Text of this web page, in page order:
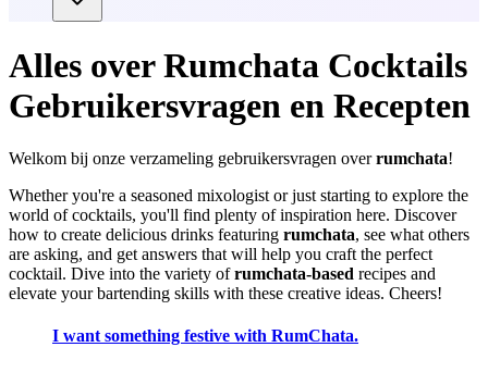
Alles over Rumchata Cocktails
Gebruikersvragen en Recepten
Welkom bij onze verzameling gebruikersvragen overrumchata!
Whether you're a seasoned mixologist or just starting to explore the
world of cocktails, you'll find plenty of inspiration here. Discover
how to create delicious drinks featuring rumchata, see what others
are asking, and get answers that will help you craft the perfect
cocktail. Dive into the variety ofrumchata-based recipes and
elevate your bartending skills with these creative ideas. Cheers!
I want something festive with RumChata.